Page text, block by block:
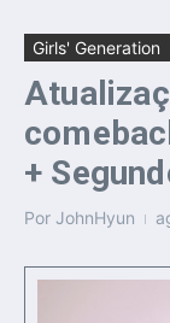
Girls' Generation
+
Por JohnHyun